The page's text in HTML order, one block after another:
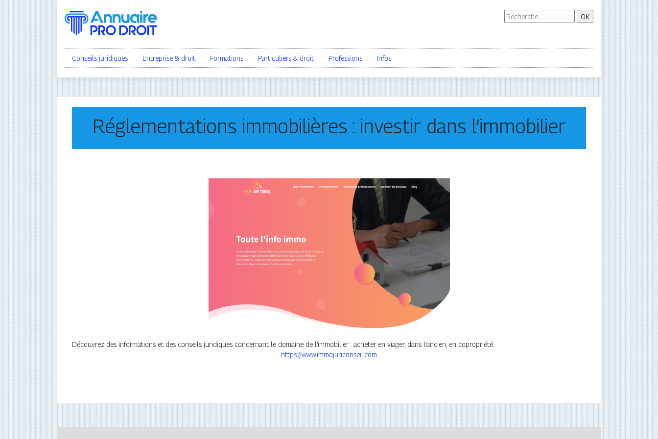
Conseils juridiques Entreprise & droit Formations Particuliers & droit Professions Infos
Réglementations immobilières : investir dans l’immobilier
Découvrez des informations et des conseils juridiques concernant le domaine de l’immobilier : acheter en viager, dans l’ancien, en copropriété.
https://www.immojuriconseil.com